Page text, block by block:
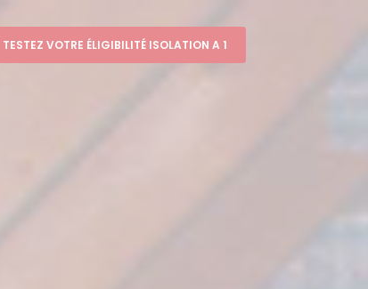
TESTEZ VOTRE ÉLIGIBILITÉ ISOLATION A 1